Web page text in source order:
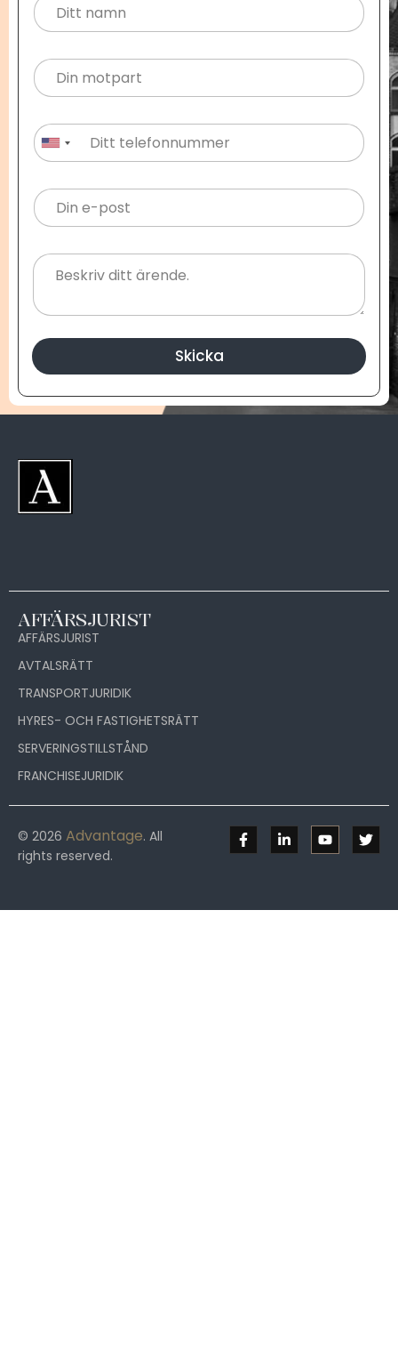
United States +1
Skicka
AFFÄRSJURIST
AFFÄRSJURIST
AVTALSRÄTT
TRANSPORTJURIDIK
HYRES- OCH FASTIGHETSRÄTT
SERVERINGSTILLSTÅND
FRANCHISEJURIDIK
© 2026 Advantage. All
rights reserved.